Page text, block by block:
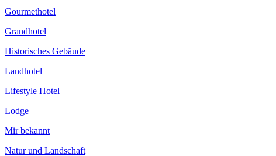
Gourmethotel
Grandhotel
Historisches Gebäude
Landhotel
Lifestyle Hotel
Lodge
Mir bekannt
Natur und Landschaft